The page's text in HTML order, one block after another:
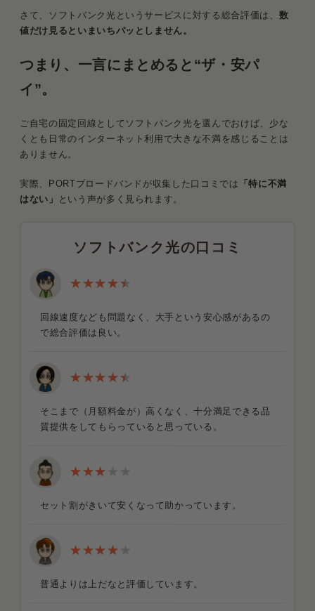
さて、ソフトバンク光というサービスに対する総合評価は、 数
値だけ見るといまいちパッとしません。
つまり、一言にまとめると“ザ・安パ
イ”。
ご自宅の固定回線としてソフトバンク光を選んでおけば、少な
くとも日常のインターネット利用で大きな不満を感じることは
ありません。
実際、PORTブロードバンドが収集した口コミでは
「特に不満
はない」
という声が多く見られます。
ソフトバンク光の口コミ
回線速度なども問題なく、大手という安心感があるの
で総合評価は良い。
そこまで（月額料金が）高くなく、十分満足できる品
質提供をしてもらっていると思っている。
セット割がきいて安くなって助かっています。
普通よりは上だなと評価しています。